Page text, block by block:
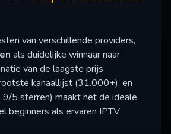
van verschillende providers,
als duidelijke winnaar naar
van de laagste prijs
kanaallijst (31.000+), en
5 sterren) maakt het de ideale
beginners als ervaren IPTV